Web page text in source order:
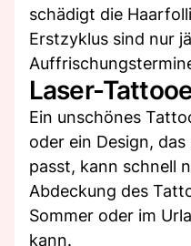
schädigt die
Erstzyklus sind nur
Laser-
Ein unschönes
oder ein Design,
passt, kann schnell
Abdeckung des
Sommer oder im
kann.